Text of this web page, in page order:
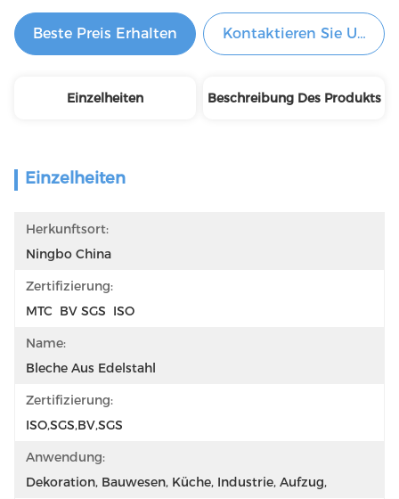
Beste Preis Erhalten Kontaktieren Sie Uns
Einzelheiten Beschreibung Des Produkts
Einzelheiten
Herkunftsort:
Ningbo China
Zertifizierung:
MTC  BV SGS  ISO
Name:
Bleche Aus Edelstahl
Zertifizierung:
ISO,SGS,BV,SGS
Anwendung:
Dekoration, Bauwesen, Küche, Industrie, Aufzug,